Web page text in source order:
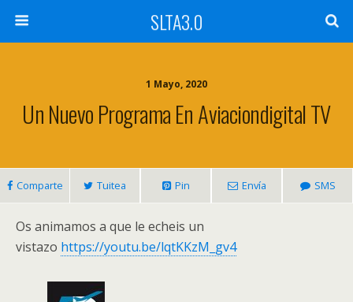
SLTA3.0
1 Mayo, 2020
Un Nuevo Programa En Aviaciondigital TV
Comparte Tuitea Pin Envía SMS
Os animamos a que le echeis un
vistazo https://youtu.be/lqtKKzM_gv4